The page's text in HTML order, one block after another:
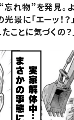
忘れ物”を発見。
景に「エーッ！？
ことに気づくの？